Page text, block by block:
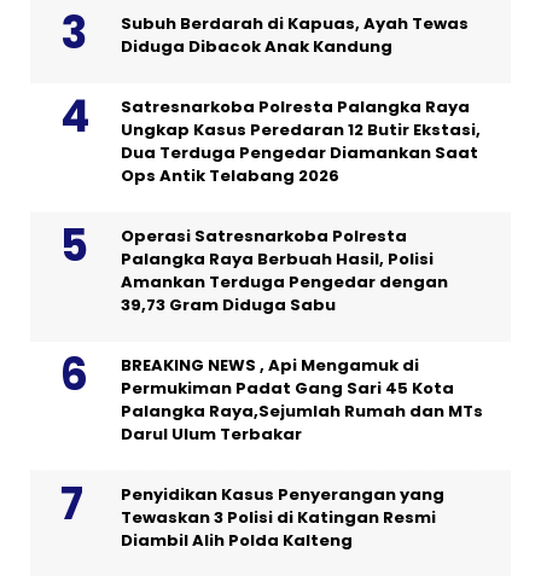
Subuh Berdarah di Kapuas, Ayah Tewas
Diduga Dibacok Anak Kandung
Satresnarkoba Polresta Palangka Raya
Ungkap Kasus Peredaran 12 Butir Ekstasi,
Dua Terduga Pengedar Diamankan Saat
Ops Antik Telabang 2026
Operasi Satresnarkoba Polresta
Palangka Raya Berbuah Hasil, Polisi
Amankan Terduga Pengedar dengan
39,73 Gram Diduga Sabu
BREAKING NEWS , Api Mengamuk di
Permukiman Padat Gang Sari 45 Kota
Palangka Raya,Sejumlah Rumah dan MTs
Darul Ulum Terbakar
Penyidikan Kasus Penyerangan yang
Tewaskan 3 Polisi di Katingan Resmi
Diambil Alih Polda Kalteng